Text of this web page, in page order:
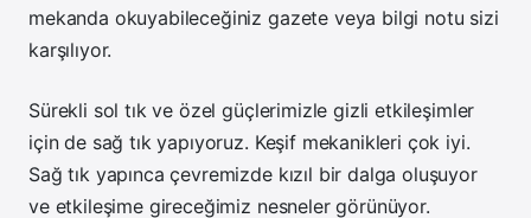
mekanda okuyabileceğiniz gazete veya bilgi notu sizi
karşılıyor.
Sürekli sol tık ve özel güçlerimizle gizli etkileşimler
için de sağ tık yapıyoruz. Keşif mekanikleri çok iyi.
Sağ tık yapınca çevremizde kızıl bir dalga oluşuyor
ve etkileşime gireceğimiz nesneler görünüyor.